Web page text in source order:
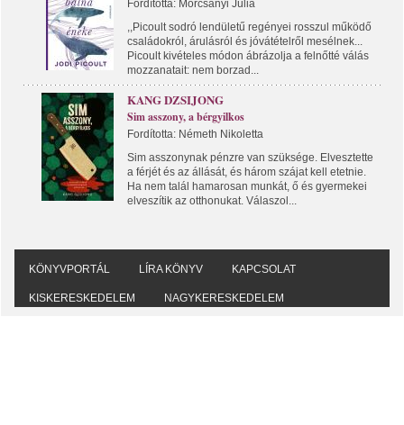
Fordította: Morcsányi Júlia
,,Picoult sodró lendületű regényei rosszul működő
családokról, árulásról és jóvátételről mesélnek...
Picoult kivételes módon ábrázolja a felnőtté válás
mozzanatait: nem borzad...
KANG DZSIJONG
Sim asszony, a bérgyilkos
Fordította: Németh Nikoletta
Sim asszonynak pénzre van szüksége. Elvesztette
a férjét és az állását, és három szájat kell etetnie.
Ha nem talál hamarosan munkát, ő és gyermekei
elveszítik az otthonukat. Válaszol...
KÖNYVPORTÁL LÍRA KÖNYV KAPCSOLAT
KISKERESKEDELEM NAGYKERESKEDELEM